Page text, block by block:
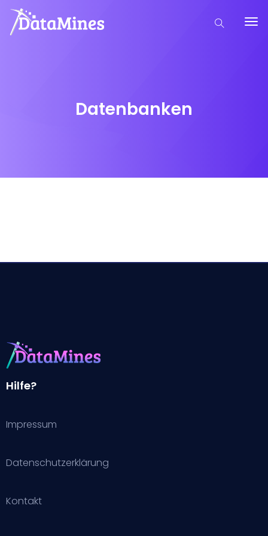
Datenbanken
Hilfe?
Impressum
Datenschutzerklärung
Kontakt